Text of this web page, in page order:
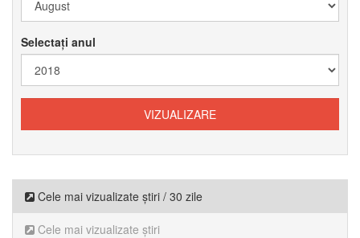
Selectați anul
Cele mai vizualizate știri / 30 zile
Cele mai vizualizate știri